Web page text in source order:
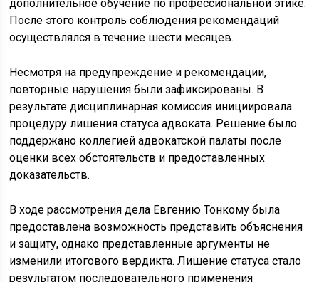
дополнительное обучение по профессиональной этике.
После этого контроль соблюдения рекомендаций
осуществлялся в течение шести месяцев.
Несмотря на предупреждение и рекомендации,
повторные нарушения были зафиксированы. В
результате дисциплинарная комиссия инициировала
процедуру лишения статуса адвоката. Решение было
поддержано коллегией адвокатской палаты после
оценки всех обстоятельств и предоставленных
доказательств.
В ходе рассмотрения дела Евгению Тонкому была
предоставлена возможность представить объяснения
и защиту, однако представленные аргументы не
изменили итогового вердикта. Лишение статуса стало
результатом последовательного применения